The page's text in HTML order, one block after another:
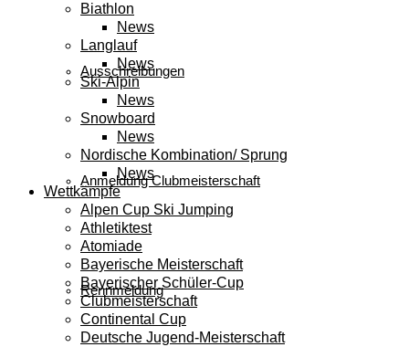
Ausschreibungen
Anmeldung Clubmeisterschaft
Rennmeldung
Biathlon
News
Langlauf
News
Ski-Alpin
News
Snowboard
News
Nordische Kombination/ Sprung
News
Wettkämpfe
Alpen Cup Ski Jumping
Athletiktest
Atomiade
Bayerische Meisterschaft
Bayerischer Schüler-Cup
Clubmeisterschaft
Continental Cup
Deutsche Jugend-Meisterschaft